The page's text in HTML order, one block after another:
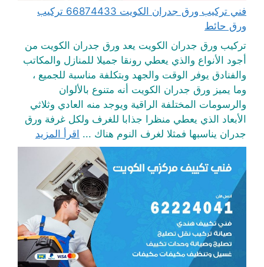
فني تركيب ورق جدران الكويت 66874433 تركيب
ورق حائط
تركيب ورق جدران الكويت يعد ورق جدران الكويت من
أجود الأنواع والذي يعطي رونقا جميلا للمنازل والمكاتب
والفنادق يوفر الوقت والجهد وبتكلفة مناسبة للجميع ،
وما يميز ورق جدران الكويت أنه متنوع بالألوان
والرسومات المختلفة الراقية ويوجد منه العادي وثلاثي
الأبعاد الذي يعطي منظرا جذابا للغرف ولكل غرفة ورق
جدران يناسبها فمثلا لغرف النوم هناك ... اقرأ المزيد